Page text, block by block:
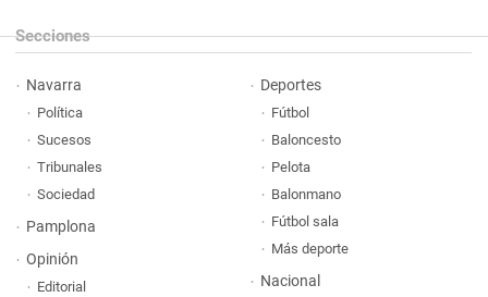
Secciones
Navarra
Política
Sucesos
Tribunales
Sociedad
Pamplona
Opinión
Editorial
Deportes
Fútbol
Baloncesto
Pelota
Balonmano
Fútbol sala
Más deporte
Nacional